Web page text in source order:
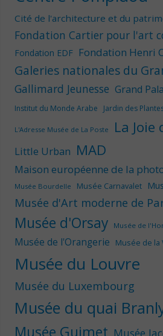
Cité de l'architecture et du
Fondation Cartier pour l'art
Fondation EDF Fondation Henri
Galeries nationales du
Gallimard Jeunesse Grand
Institut du Monde Arabe Jardin des
L'Adresse Musée de La Poste La Joie
Little Urban MAD
Maison européenne de la
Musée Bourdelle
Musée Carnavalet
Musée d'Art moderne de
Musée d'Orsay Musée de
Musée de l'Orangerie Musée de la
Musée du Louvre
Musée du Luxembourg
Musée du quai
Musée Guimet Musée